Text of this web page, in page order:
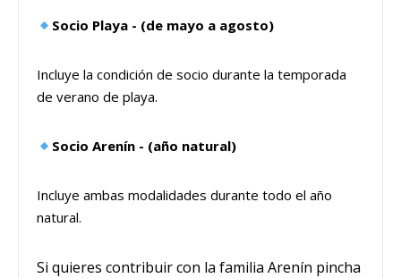
Socio Playa - (de mayo a agosto)
Incluye la condición de socio durante la temporada
de verano de playa.
Socio Arenín - (año natural)
Incluye ambas modalidades durante todo el año
natural.
Si quieres contribuir con la familia Arenín pincha